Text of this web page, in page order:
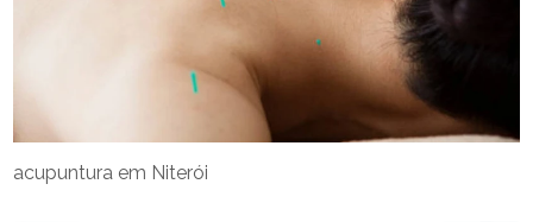
acupuntura em Niterói